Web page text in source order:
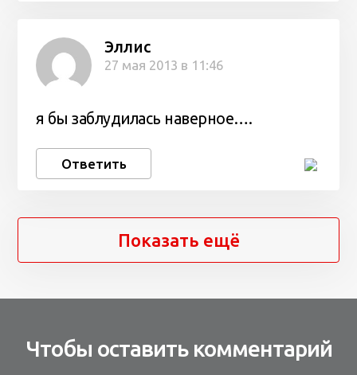
Эллис
27 мая 2013 в 11:46
я бы заблудилась наверное….
Ответить
Показать ещё
Чтобы оставить комментарий